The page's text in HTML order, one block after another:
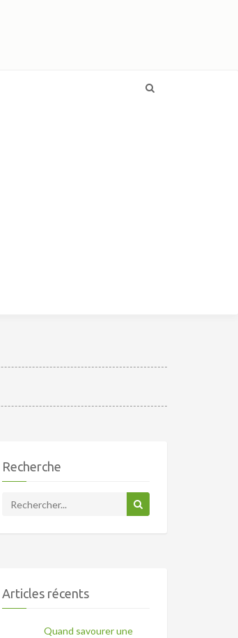
Recherche
Articles récents
Quand savourer une